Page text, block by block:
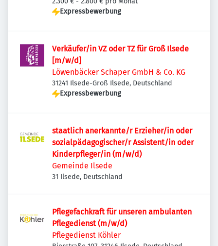
Expressbewerbung
Verkäufer/in VZ oder TZ für Groß Ilsede
[m/w/d]
Löwenbäcker Schaper GmbH & Co. KG
31241 Ilsede-Groß Ilsede, Deutschland
Expressbewerbung
staatlich anerkannte/r Erzieher/in oder
sozialpädagogischer/r Assistent/in oder
Kinderpfleger/in (m/w/d)
Gemeinde Ilsede
31 Ilsede, Deutschland
Pflegefachkraft für unseren ambulanten
Pflegedienst (m/w/d)
Pflegedienst Köhler